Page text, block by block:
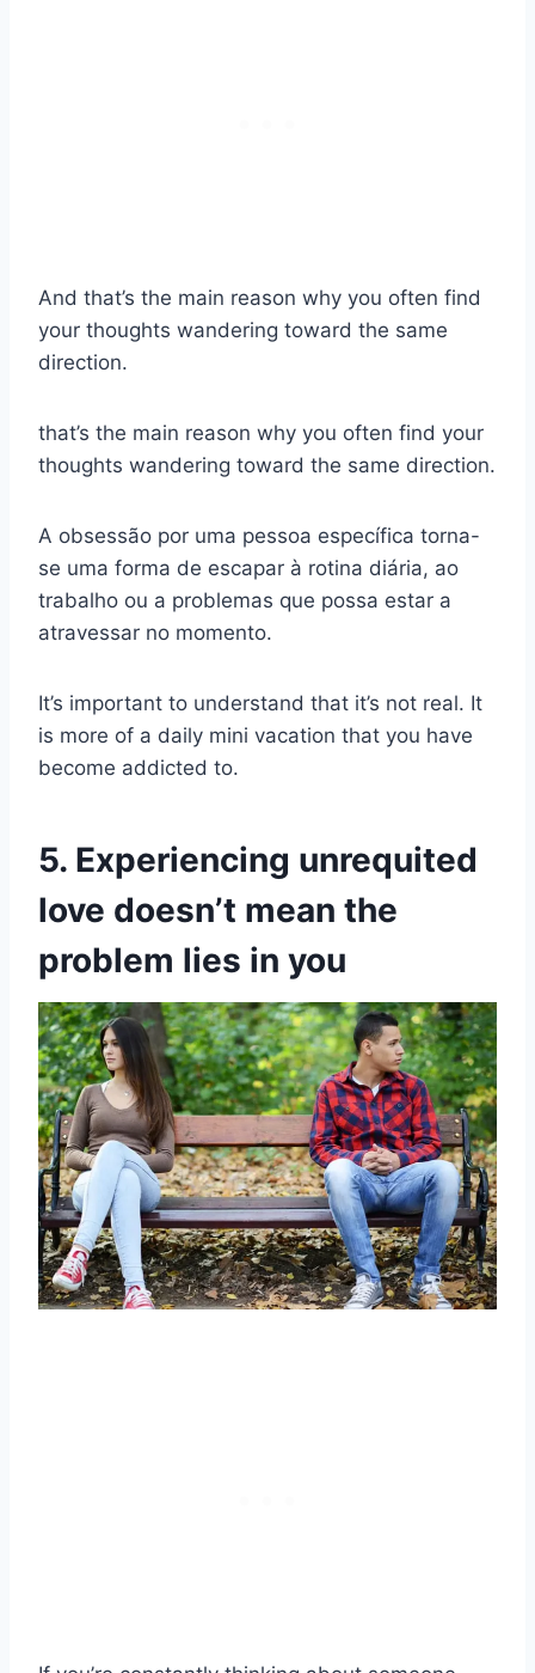
And that’s the main reason why you often find
your thoughts wandering toward the same
direction.
that’s the main reason why you often find your
thoughts wandering toward the same direction.
A obsessão por uma pessoa específica torna-
se uma forma de escapar à rotina diária, ao
trabalho ou a problemas que possa estar a
atravessar no momento.
It’s important to understand that it’s not real. It
is more of a daily mini vacation that you have
become addicted to.
5. Experiencing unrequited
love doesn’t mean the
problem lies in you